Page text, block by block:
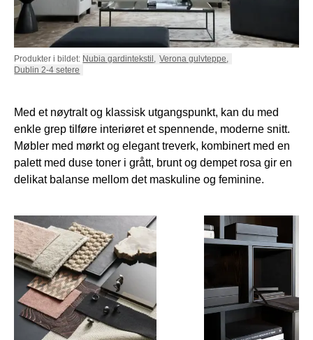
Produkter i bildet: Nubia gardintekstil , Verona gulvteppe,
Dublin 2-4 setere
Med et nøytralt og klassisk utgangspunkt, kan du med
enkle grep tilføre interiøret et spennende, moderne snitt.
Møbler med mørkt og elegant treverk, kombinert med en
palett med duse toner i grått, brunt og dempet rosa gir en
delikat balanse mellom det maskuline og feminine.